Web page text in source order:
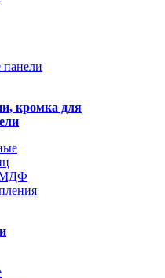
кромка для
МДФ